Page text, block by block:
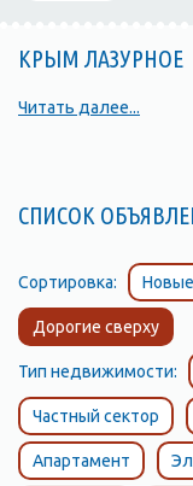
КРЫМ ЛАЗУРНОЕ
Читать далее...
СПИСОК
Сортировка:
Дорогие сверху
Тип недвижимости:
Частный сектор
Апартамент